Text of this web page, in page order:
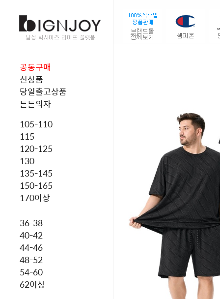
공동구매
신상품
당일출고상품
튼튼의자
105-110
115
120-125
130
135-145
150-165
170이상
36-38
40-42
44-46
48-52
54-60
62이상